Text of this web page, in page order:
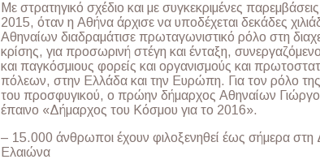
Με στρατηγικό σχέδιο και με συγκεκριμένες
2015, όταν η Αθήνα άρχισε να υποδέχεται δεκάδες
Αθηναίων διαδραμάτισε πρωταγωνιστικό ρόλο στη
κρίσης, για προσωρινή στέγη και ένταξη,
και παγκόσμιους φορείς και οργανισμούς και
πόλεων, στην Ελλάδα και την Ευρώπη. Για τον ρόλο της
του προσφυγικού, ο πρώην δήμαρχος Αθηναίων
έπαινο «Δήμαρχος του Κόσμου για το 2016».
– 15.000 άνθρωποι έχουν φιλοξενηθεί έως σήμερα στη
Ελαιώνα